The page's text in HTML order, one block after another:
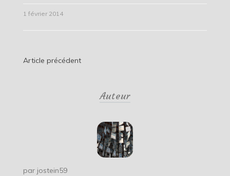
1 février 2014
Navigation
Article précédent
Auteur
par jostein59